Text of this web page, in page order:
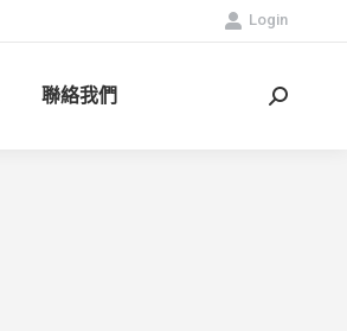
Login
聯絡我們 Search: